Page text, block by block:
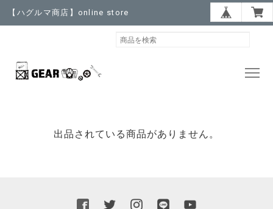
【ハグルマ商店】online store
出品されている商品がありません。